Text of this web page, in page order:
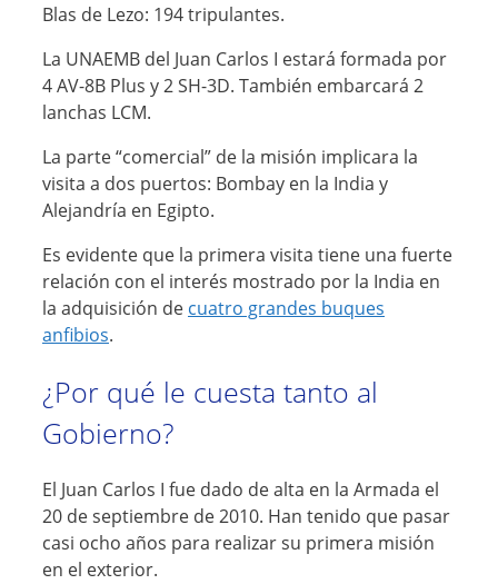
Blas de Lezo: 194 tripulantes.
La UNAEMB del Juan Carlos I estará formada por
4 AV-8B Plus y 2 SH-3D. También embarcará 2
lanchas LCM.
La parte “comercial” de la misión implicara la
visita a dos puertos: Bombay en la India y
Alejandría en Egipto.
Es evidente que la primera visita tiene una fuerte
relación con el interés mostrado por la India en
la adquisición de cuatro grandes buques
anfibios.
¿Por qué le cuesta tanto al
Gobierno?
El Juan Carlos I fue dado de alta en la Armada el
20 de septiembre de 2010. Han tenido que pasar
casi ocho años para realizar su primera misión
en el exterior.